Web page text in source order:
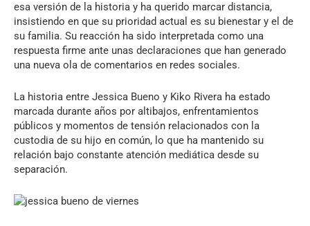
esa versión de la historia y ha querido marcar distancia,
insistiendo en que su prioridad actual es su bienestar y el de
su familia. Su reacción ha sido interpretada como una
respuesta firme ante unas declaraciones que han generado
una nueva ola de comentarios en redes sociales.
La historia entre Jessica Bueno y Kiko Rivera ha estado
marcada durante años por altibajos, enfrentamientos
públicos y momentos de tensión relacionados con la
custodia de su hijo en común, lo que ha mantenido su
relación bajo constante atención mediática desde su
separación.